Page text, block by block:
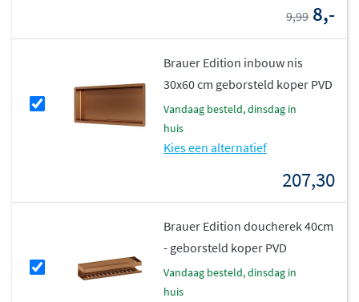
9,99 8,-
Brauer Edition inbouw nis
30x60 cm geborsteld koper PVD
vandaag besteld, dinsdag in
huis
Kies een alternatief
207,30
Brauer Edition doucherek 40cm
- geborsteld koper PVD
vandaag besteld, dinsdag in
huis